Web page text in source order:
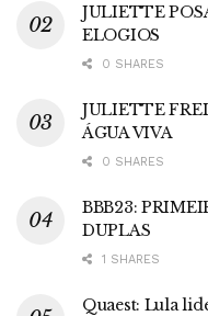
JULIETTE
ELOGIOS
0 SHARES
JULIETTE
ÁGUA VIVA
0 SHARES
BBB23:
DUPLAS
1 SHARES
Quaest: Lula